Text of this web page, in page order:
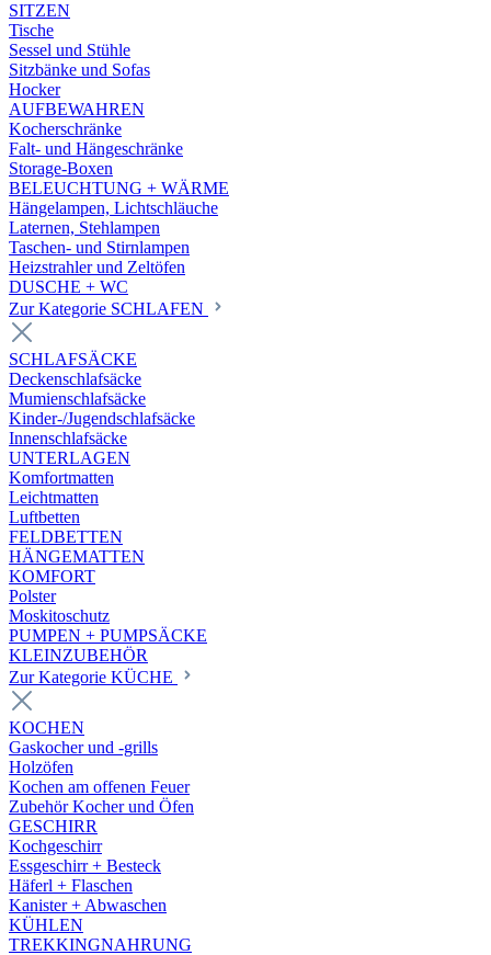
SITZEN
Tische
Sessel und Stühle
Sitzbänke und Sofas
Hocker
AUFBEWAHREN
Kocherschränke
Falt- und Hängeschränke
Storage-Boxen
BELEUCHTUNG + WÄRME
Hängelampen, Lichtschläuche
Laternen, Stehlampen
Taschen- und Stirnlampen
Heizstrahler und Zeltöfen
DUSCHE + WC
Zur Kategorie SCHLAFEN
SCHLAFSÄCKE
Deckenschlafsäcke
Mumienschlafsäcke
Kinder-/Jugendschlafsäcke
Innenschlafsäcke
UNTERLAGEN
Komfortmatten
Leichtmatten
Luftbetten
FELDBETTEN
HÄNGEMATTEN
KOMFORT
Polster
Moskitoschutz
PUMPEN + PUMPSÄCKE
KLEINZUBEHÖR
Zur Kategorie KÜCHE
KOCHEN
Gaskocher und -grills
Holzöfen
Kochen am offenen Feuer
Zubehör Kocher und Öfen
GESCHIRR
Kochgeschirr
Essgeschirr + Besteck
Häferl + Flaschen
Kanister + Abwaschen
KÜHLEN
TREKKINGNAHRUNG